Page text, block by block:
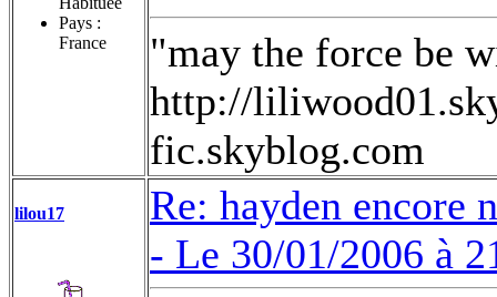
Pays :
France
"may the force be
http://
fic.skyblog.com
lilou17
Re: hayden encore
- Le 30/01/2006 à